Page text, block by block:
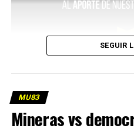
SEGUIR
MU83
Mineras vs